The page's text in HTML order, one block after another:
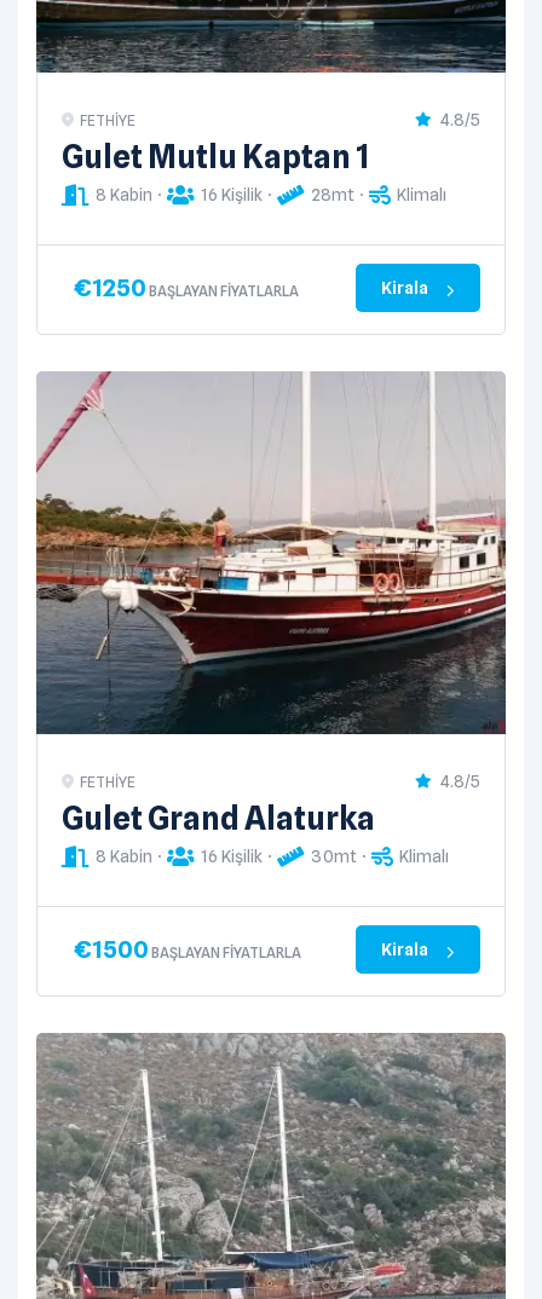
FETHIYE 4.8/5
Gulet Mutlu Kaptan 1
8 Kabin 16 Kişilik 28mt Klimalı
€1250 BAŞLAYAN FIYATLARLA Kirala
FETHIYE 4.8/5
Gulet Grand Alaturka
8 Kabin 16 Kişilik 30mt Klimalı
€1500 BAŞLAYAN FIYATLARLA Kirala